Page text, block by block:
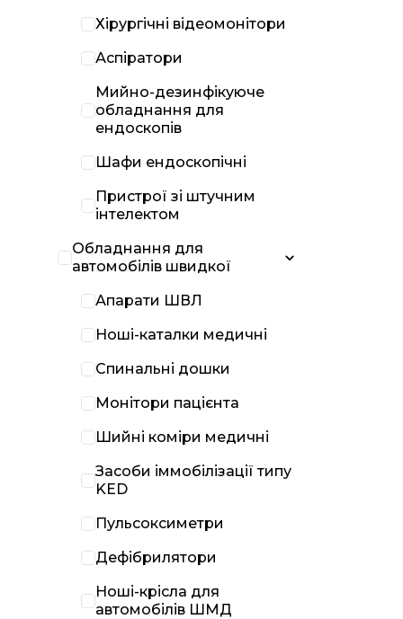
Хірургічні відеомонітори
Аспіратори
Мийно-дезинфікуюче
обладнання для
ендоскопів
Шафи ендоскопічні
Пристрої зі штучним
інтелектом
Обладнання для
автомобілів швидкої
Апарати ШВЛ
Ноші-каталки медичні
Спинальні дошки
Монітори пацієнта
Шийні коміри медичні
Засоби іммобілізації типу
KED
Пульсоксиметри
Дефібрилятори
Ноші-крісла для
автомобілів ШМД